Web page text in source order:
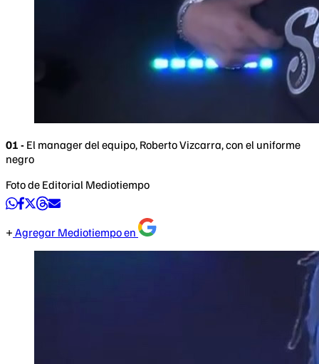
01 - El manager del equipo, Roberto Vizcarra, con el uniforme
negro
Foto de Editorial Mediotiempo
Agregar Mediotiempo en